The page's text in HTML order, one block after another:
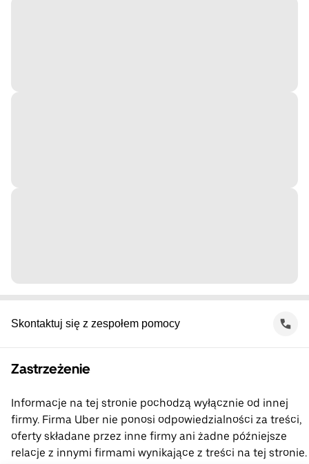
Skontaktuj się z zespołem pomocy
Zastrzeżenie
Informacje na tej stronie pochodzą wyłącznie od innej
firmy. Firma Uber nie ponosi odpowiedzialności za treści,
oferty składane przez inne firmy ani żadne późniejsze
relacje z innymi firmami wynikające z treści na tej stronie.